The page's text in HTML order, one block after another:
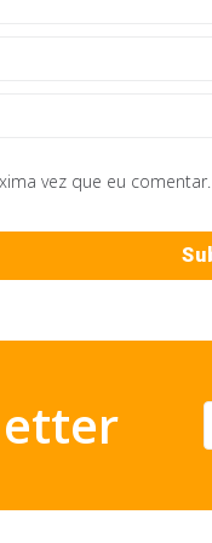
vez que eu comentar.